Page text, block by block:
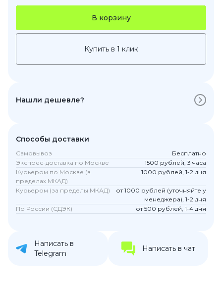
В корзину
Купить в 1 клик
Нашли дешевле?
Способы доставки
Самовывоз
Бесплатно
Экспрес-доставка по Москве
1500 рублей, 3 часа
Курьером по Москве (в
пределах МКАД)
1000 рублей, 1-2 дня
Курьером (за пределы МКАД)
от 1000 рублей (уточняйте у
менеджера), 1-2 дня
По России (СДЭК)
от 500 рублей, 1-4 дня
Написать в
Telegram
Написать в чат